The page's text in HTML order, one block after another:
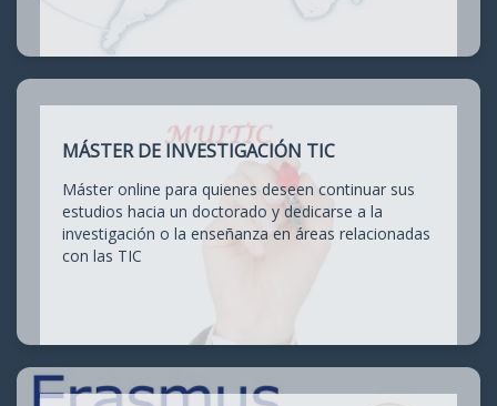
MÁSTER DE INVESTIGACIÓN TIC
Máster online para quienes deseen continuar sus
estudios hacia un doctorado y dedicarse a la
investigación o la enseñanza en áreas relacionadas
con las TIC